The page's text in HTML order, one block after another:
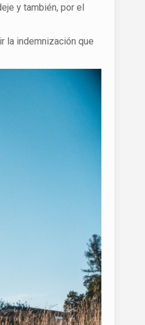
y también, por el
la indemnización que